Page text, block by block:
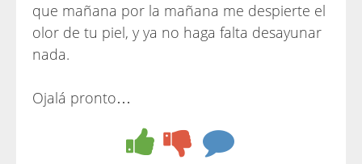
que mañana por la mañana me despierte el
olor de tu piel, y ya no haga falta desayunar
nada.
Ojalá pronto…